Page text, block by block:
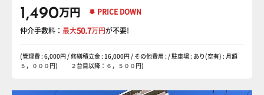
1,490万円 PRICE DOWN
仲介手数料： 最大50.7万円が不要!
(管理費 : 6,000円 / 修繕積立金 : 16,000円 / その他費用 : / 駐車場 : あり(空有) : 月額
５，０００円) ２台目以降：６，５００円)